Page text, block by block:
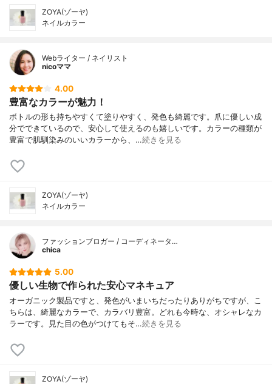
ZOYA(ゾーヤ)
ネイルカラー
Webライター / ネイリスト
nicoママ
4.00
豊富なカラーが魅力！
ボトルの形も持ちやすくて塗りやすく、発色も綺麗です。爪に優しい成
分でできているので、安心して使えるのも嬉しいです。カラーの種類が
豊富で肌馴染みのいいカラーから、…続きを見る
ZOYA(ゾーヤ)
ネイルカラー
ファッションブロガー / コーディネータ…
chica
5.00
優しい生物で作られた安心マネキュア
オーガニック製品ですと、発色がいまいちだったりありがちですが、こ
ちらは、綺麗なカラーで、カラバリ豊富。どれも今時な、オシャレなカ
ラーです。見た目の色がつけてもそ…続きを見る
ZOYA(ゾーヤ)